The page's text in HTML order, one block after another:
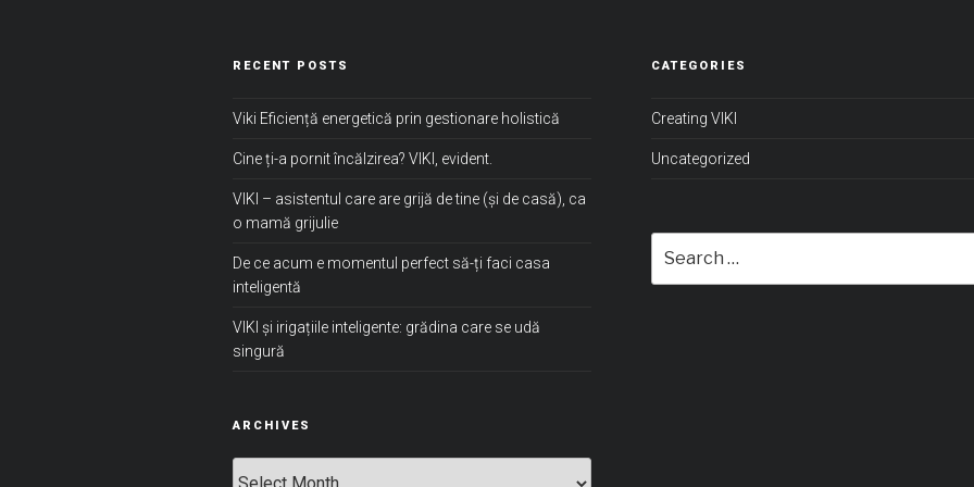
RECENT POSTS
Viki Eficiență energetică prin gestionare holistică
Cine ți-a pornit încălzirea? VIKI, evident.
VIKI – asistentul care are grijă de tine (și de casă), ca
o mamă grijulie
De ce acum e momentul perfect să-ți faci casa
inteligentă
VIKI și irigațiile inteligente: grădina care se udă
singură
ARCHIVES
CATEGORIES
Creating VIKI
Uncategorized
for: